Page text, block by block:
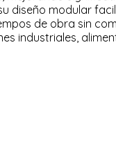
diseño modular
de obra sin
industriales,